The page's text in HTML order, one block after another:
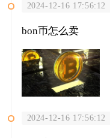
2024-12-16 17:56:12
bon币怎么卖
2024-12-16 17:56:12